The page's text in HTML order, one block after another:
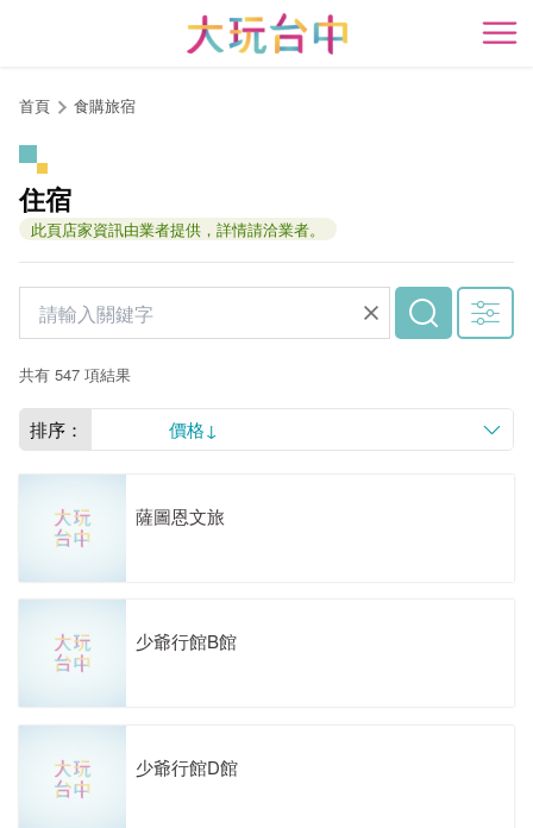
開
首頁 食購旅宿
住宿
此頁店家資訊由業者提供，詳情請洽業者。
共有 547 項結果
排序： 價格↓
薩圖恩文旅
少爺行館B館
少爺行館D館